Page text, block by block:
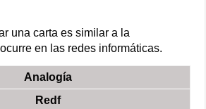
una carta es similar a la
en las redes informáticas.
Analogía
Redf